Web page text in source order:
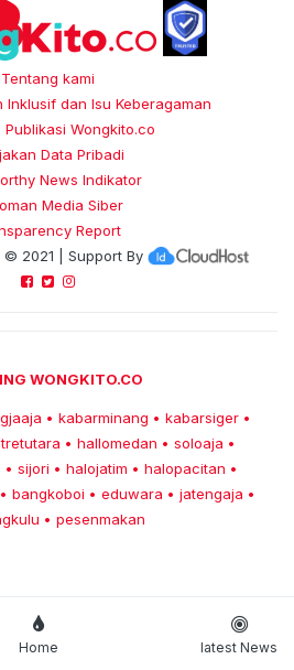
Tentang kami
Inklusif dan Isu Keberagaman
Publikasi Wongkito.co
Data Pribadi
News Indikator
Media Siber
Report
© 2021 | Support By
WONGKITO.CO
• kabarminang • kabarsiger •
• hallomedan • soloaja •
• sijori • halojatim • halopacitan •
• bangkoboi • eduwara • jatengaja •
• pesenmakan
Home latest News